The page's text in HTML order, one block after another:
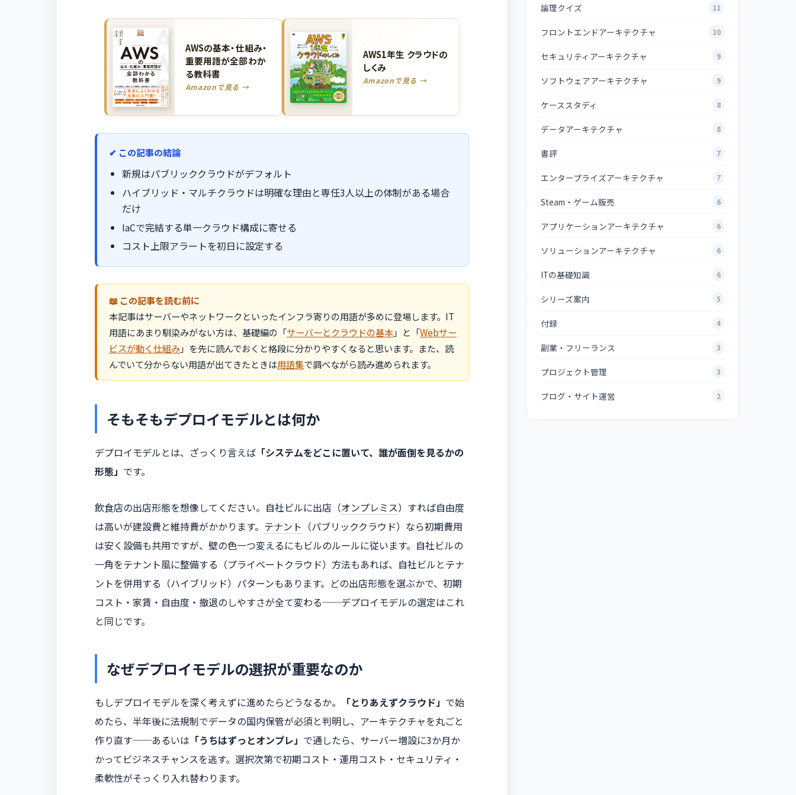
AWSの基本・仕組み・
重要用語が全部わか
る教科書
Amazonで見る →
AWS1年生 クラウドの
しくみ
Amazonで見る →
この記事の結論
新規はパブリッククラウドがデフォルト
ハイブリッド・マルチクラウドは明確な理由と専任3人以上の体制がある場合
だけ
IaCで完結する単一クラウド構成に寄せる
コスト上限アラートを初日に設定する
この記事を読む前に
本記事はサーバーやネットワークといったインフラ寄りの用語が多めに登場します。IT
用語にあまり馴染みがない方は、基礎編の「サーバーとクラウドの基本」と「Webサー
ビスが動く仕組み」を先に読んでおくと格段に分かりやすくなると思います。また、読
んでいて分からない用語が出てきたときは用語集で調べながら読み進められます。
そもそもデプロイモデルとは何か
デプロイモデルとは、ざっくり言えば 「システムをどこに置いて、誰が面倒を見るかの
形態」 です。
飲食店の出店形態を想像してください。自社ビルに出店（オンプレミス）すれば自由度
は高いが建設費と維持費がかかります。 テナント （パブリッククラウド）なら初期費用
は安く設備も共用ですが、壁の色一つ変えるにもビルのルールに従います。自社ビルの
一角をテナント風に整備する（プライベートクラウド）方法もあれば、自社ビルとテナ
ントを併用する（ハイブリッド）パターンもあります。どの出店形態を選ぶかで、初期
コスト・家賃・自由度・撤退のしやすさが全て変わる──デプロイモデルの選定はこれ
と同じです。
なぜデプロイモデルの選択が重要なのか
もしデプロイモデルを深く考えずに進めたらどうなるか。 「とりあえずクラウド」 で始
めたら、半年後に法規制でデータの国内保管が必須と判明し、アーキテクチャを丸ごと
作り直す──あるいは 「うちはずっとオンプレ」 で通したら、サーバー増設に3か月か
かってビジネスチャンスを逃す。選択次第で初期コスト・運用コスト・セキュリティ・
柔軟性がそっくり入れ替わります。
論理クイズ 11
フロントエンドアーキテクチャ 10
セキュリティアーキテクチャ 9
ソフトウェアアーキテクチャ 9
ケーススタディ 8
データアーキテクチャ 8
書評 7
エンタープライズアーキテクチャ 7
Steam・ゲーム販売 6
アプリケーションアーキテクチャ 6
ソリューションアーキテクチャ 6
ITの基礎知識 6
シリーズ案内 5
付録 4
副業・フリーランス 3
プロジェクト管理 3
ブログ・サイト運営 2